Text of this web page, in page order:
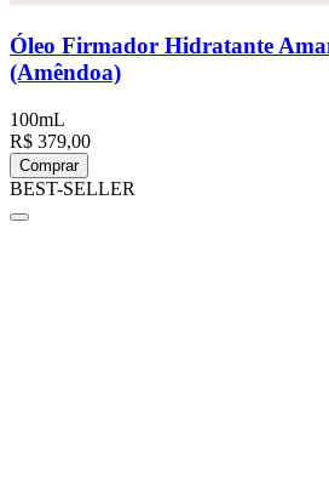
Óleo Firmador Hidratante
(Amêndoa)
100mL
R$ 379,00
Comprar
BEST-SELLER